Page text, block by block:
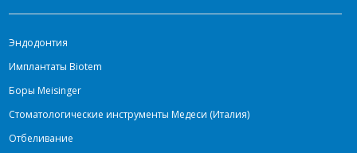
Эндодонтия
Имплантаты Biotem
Боры Meisinger
Стоматологические инструменты Медеси (Италия)
Отбеливание